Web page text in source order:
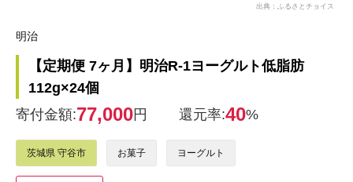
出典：ふるさとチョイス
明治
【定期便 7ヶ月】明治R-1ヨーグルト低脂肪
112g×24個
寄付金額:77,000円 還元率:40%
茨城県 守谷市 お菓子 ヨーグルト